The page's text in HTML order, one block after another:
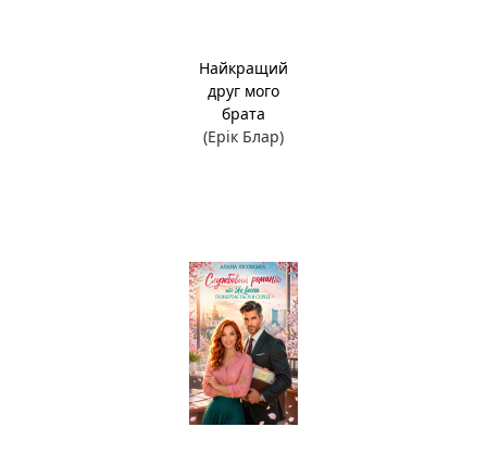
Найкращий
друг мого
брата
(Ерік Блар)